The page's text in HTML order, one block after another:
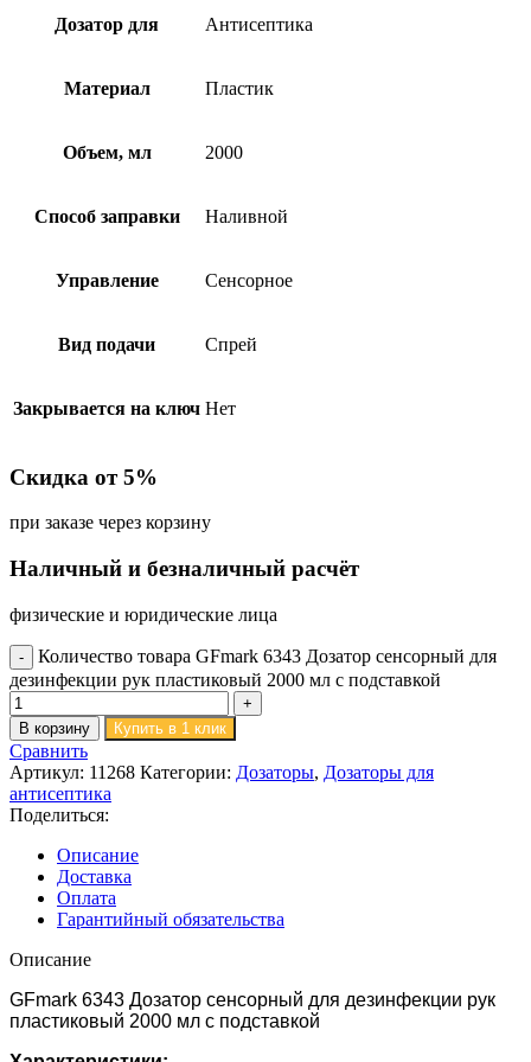
Дозатор для Антисептика
Материал Пластик
Объем, мл 2000
Способ заправки Наливной
Управление Сенсорное
Вид подачи Спрей
Закрывается на ключ Нет
Скидка от 5%
при заказе через корзину
Наличный и безналичный расчёт
физические и юридические лица
Количество товара GFmark 6343 Дозатор сенсорный для
дезинфекции рук пластиковый 2000 мл с подставкой
В корзину Купить в 1 клик
Сравнить
Артикул: 11268 Категории: Дозаторы, Дозаторы для
антисептика
Поделиться:
Описание
Доставка
Оплата
Гарантийный обязательства
Описание
GFmark 6343 Дозатор сенсорный для дезинфекции рук
пластиковый 2000 мл с подставкой